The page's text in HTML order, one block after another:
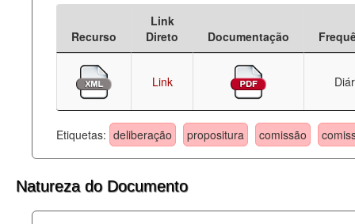
Recurso
Link
Direto
Documentação
Link
Etiquetas: deliberação propositura comissão
Natureza do Documento